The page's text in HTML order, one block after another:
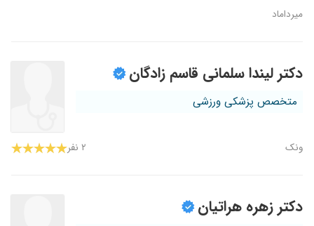
میرداماد
دکتر لیندا سلمانی قاسم زادگان
متخصص پزشکی ورزشی
ونک ۲ نفر
دکتر زهره هراتیان